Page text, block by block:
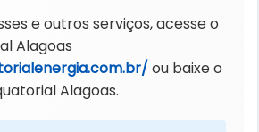
e outros serviços, acesse o
Alagoas
ou baixe o
Alagoas.